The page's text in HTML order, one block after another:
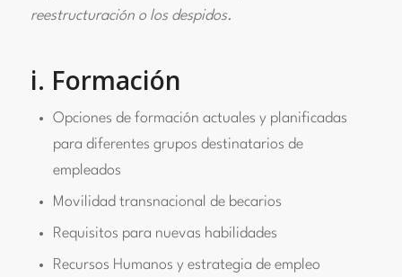
reestructuración o los despidos.
i. Formación
Opciones de formación actuales y planificadas
para diferentes grupos destinatarios de
empleados
Movilidad transnacional de becarios
Requisitos para nuevas habilidades
Recursos Humanos y estrategia de empleo